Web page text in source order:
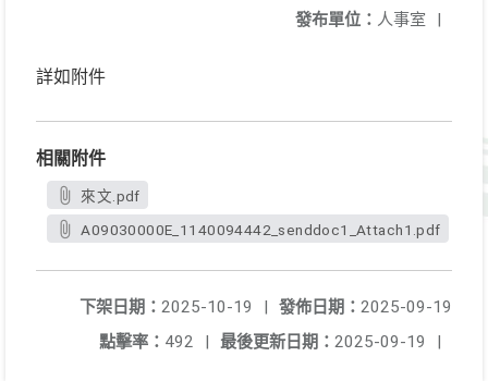
發布單位： 人事室 |
詳如附件
相關附件
來文.pdf
A09030000E_1140094442_senddoc1_Attach1.pdf
發佈日期： 2025-09-19
下架日期： 2025-10-19
|
最後更新日期： 2025-09-19 |
點擊率： 492 |